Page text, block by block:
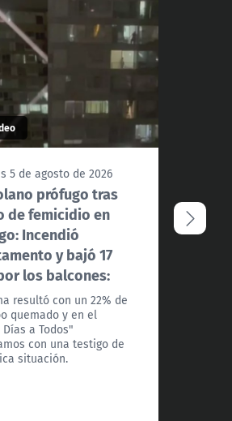
5 de agosto de 2026
prófugo tras
de femicidio en
Incendió
y bajó 17
los balcones:
resultó con un 22% de
quemado y en el
a Todos"
con una testigo de
situación.